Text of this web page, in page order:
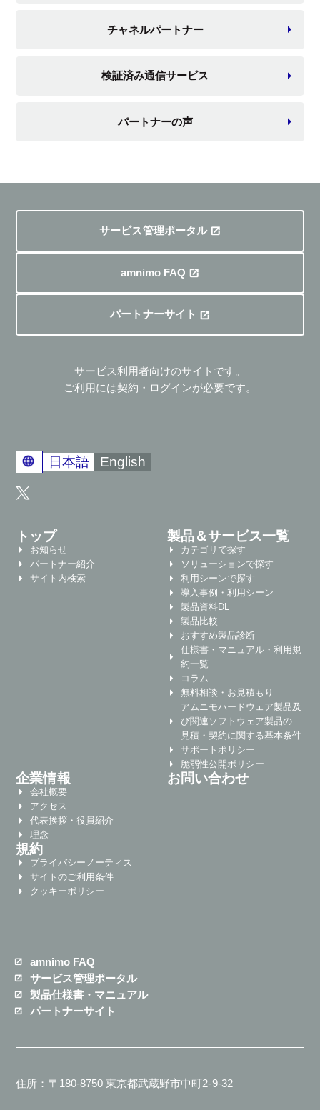
チャネルパートナー
検証済み通信サービス
パートナーの声
サービス管理ポータル
amnimo FAQ
パートナーサイト
サービス利用者向けのサイトです。
ご利用には契約・ログインが必要です。
日本語 English
トップ
お知らせ
パートナー紹介
サイト内検索
製品＆サービス一覧
カテゴリで探す
ソリューションで探す
利用シーンで探す
導入事例・利用シーン
製品資料DL
製品比較
おすすめ製品診断
仕様書・マニュアル・利用規
約一覧
コラム
無料相談・お見積もり
アムニモハードウェア製品及
び関連ソフトウェア製品の
見積・契約に関する基本条件
サポートポリシー
脆弱性公開ポリシー
企業情報
会社概要
アクセス
代表挨拶・役員紹介
理念
お問い合わせ
規約
プライバシーノーティス
サイトのご利用条件
クッキーポリシー
amnimo FAQ
サービス管理ポータル
製品仕様書・マニュアル
パートナーサイト
住所：〒180-8750 東京都武蔵野市中町2-9-32